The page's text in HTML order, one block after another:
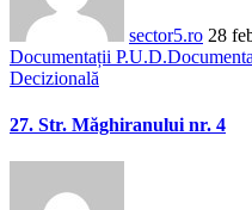
sector5.ro 28
Documentații P.U.D.
Decizională
27. Str. Măghiranului nr. 4